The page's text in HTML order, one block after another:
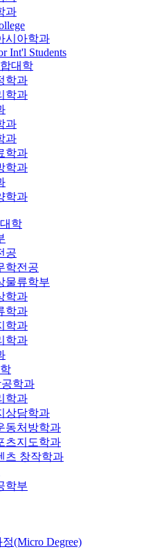
과
시아학과
Int'l Students
대학
학과
학과
과
과
학과
학과
학과
학
공
학전공
물류학부
학과
학과
학과
학과
학과
학과
상담학과
동처방학과
츠지도학과
츠 창작학과
학부
(Micro Degree)